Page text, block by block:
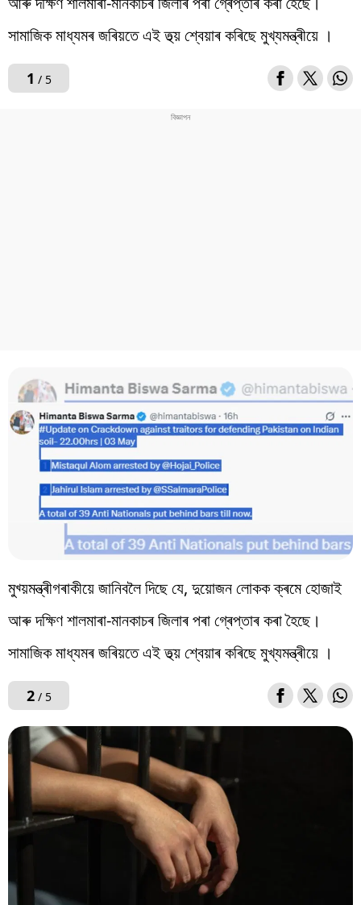
সামাজিক মাধ্যমৰ জৰিয়তে এই তথ্য় শ্বেয়াৰ কৰিছে মুখ্যমন্ত্ৰীয়ে ।
1 / 5
মুখ্য়মন্ত্ৰীগৰাকীয়ে জানিবলৈ দিছে যে, দুয়োজন লোকক ক্ৰমে হোজাই
আৰু দক্ষিণ শালমাৰা-মানকাচৰ জিলাৰ পৰা গ্ৰেপ্তাৰ কৰা হৈছে।
সামাজিক মাধ্যমৰ জৰিয়তে এই তথ্য় শ্বেয়াৰ কৰিছে মুখ্যমন্ত্ৰীয়ে ।
2/ 5